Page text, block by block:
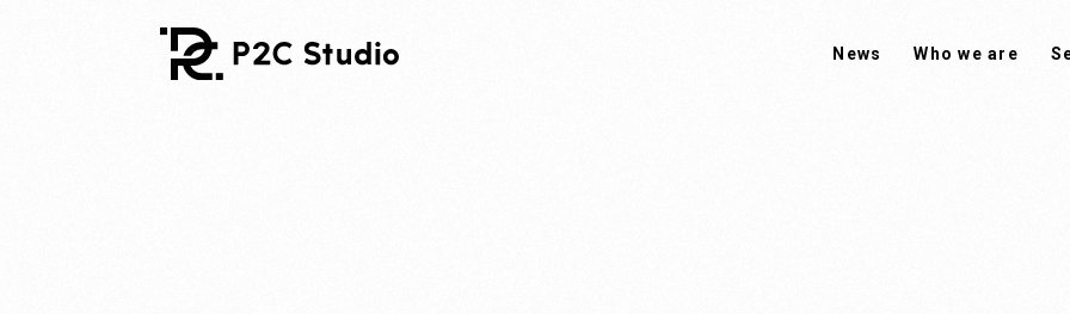
News Who we are